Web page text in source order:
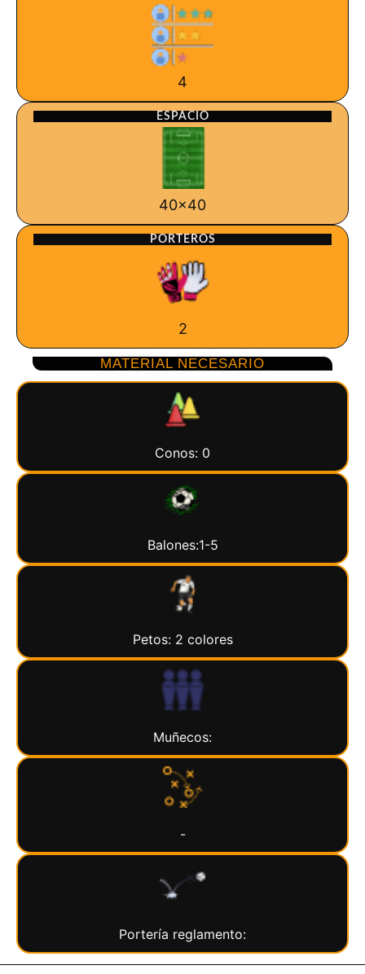
4
ESPACIO
40x40
PORTEROS
2
MATERIAL NECESARIO
Conos: 0
Balones:1-5
Petos: 2 colores
Muñecos:
-
Portería reglamento: